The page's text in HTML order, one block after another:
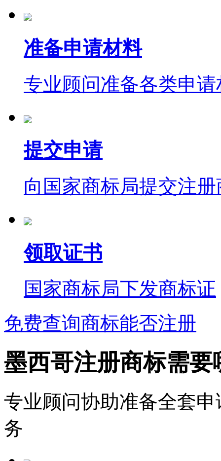
准备申请材料
专业顾问准备各类申请
提交申请
向国家商标局提交注
领取证书
国家商标局下发商标证
免费查询商标能否注册
墨西哥注册商标需要
专业顾问协助准备全套
务